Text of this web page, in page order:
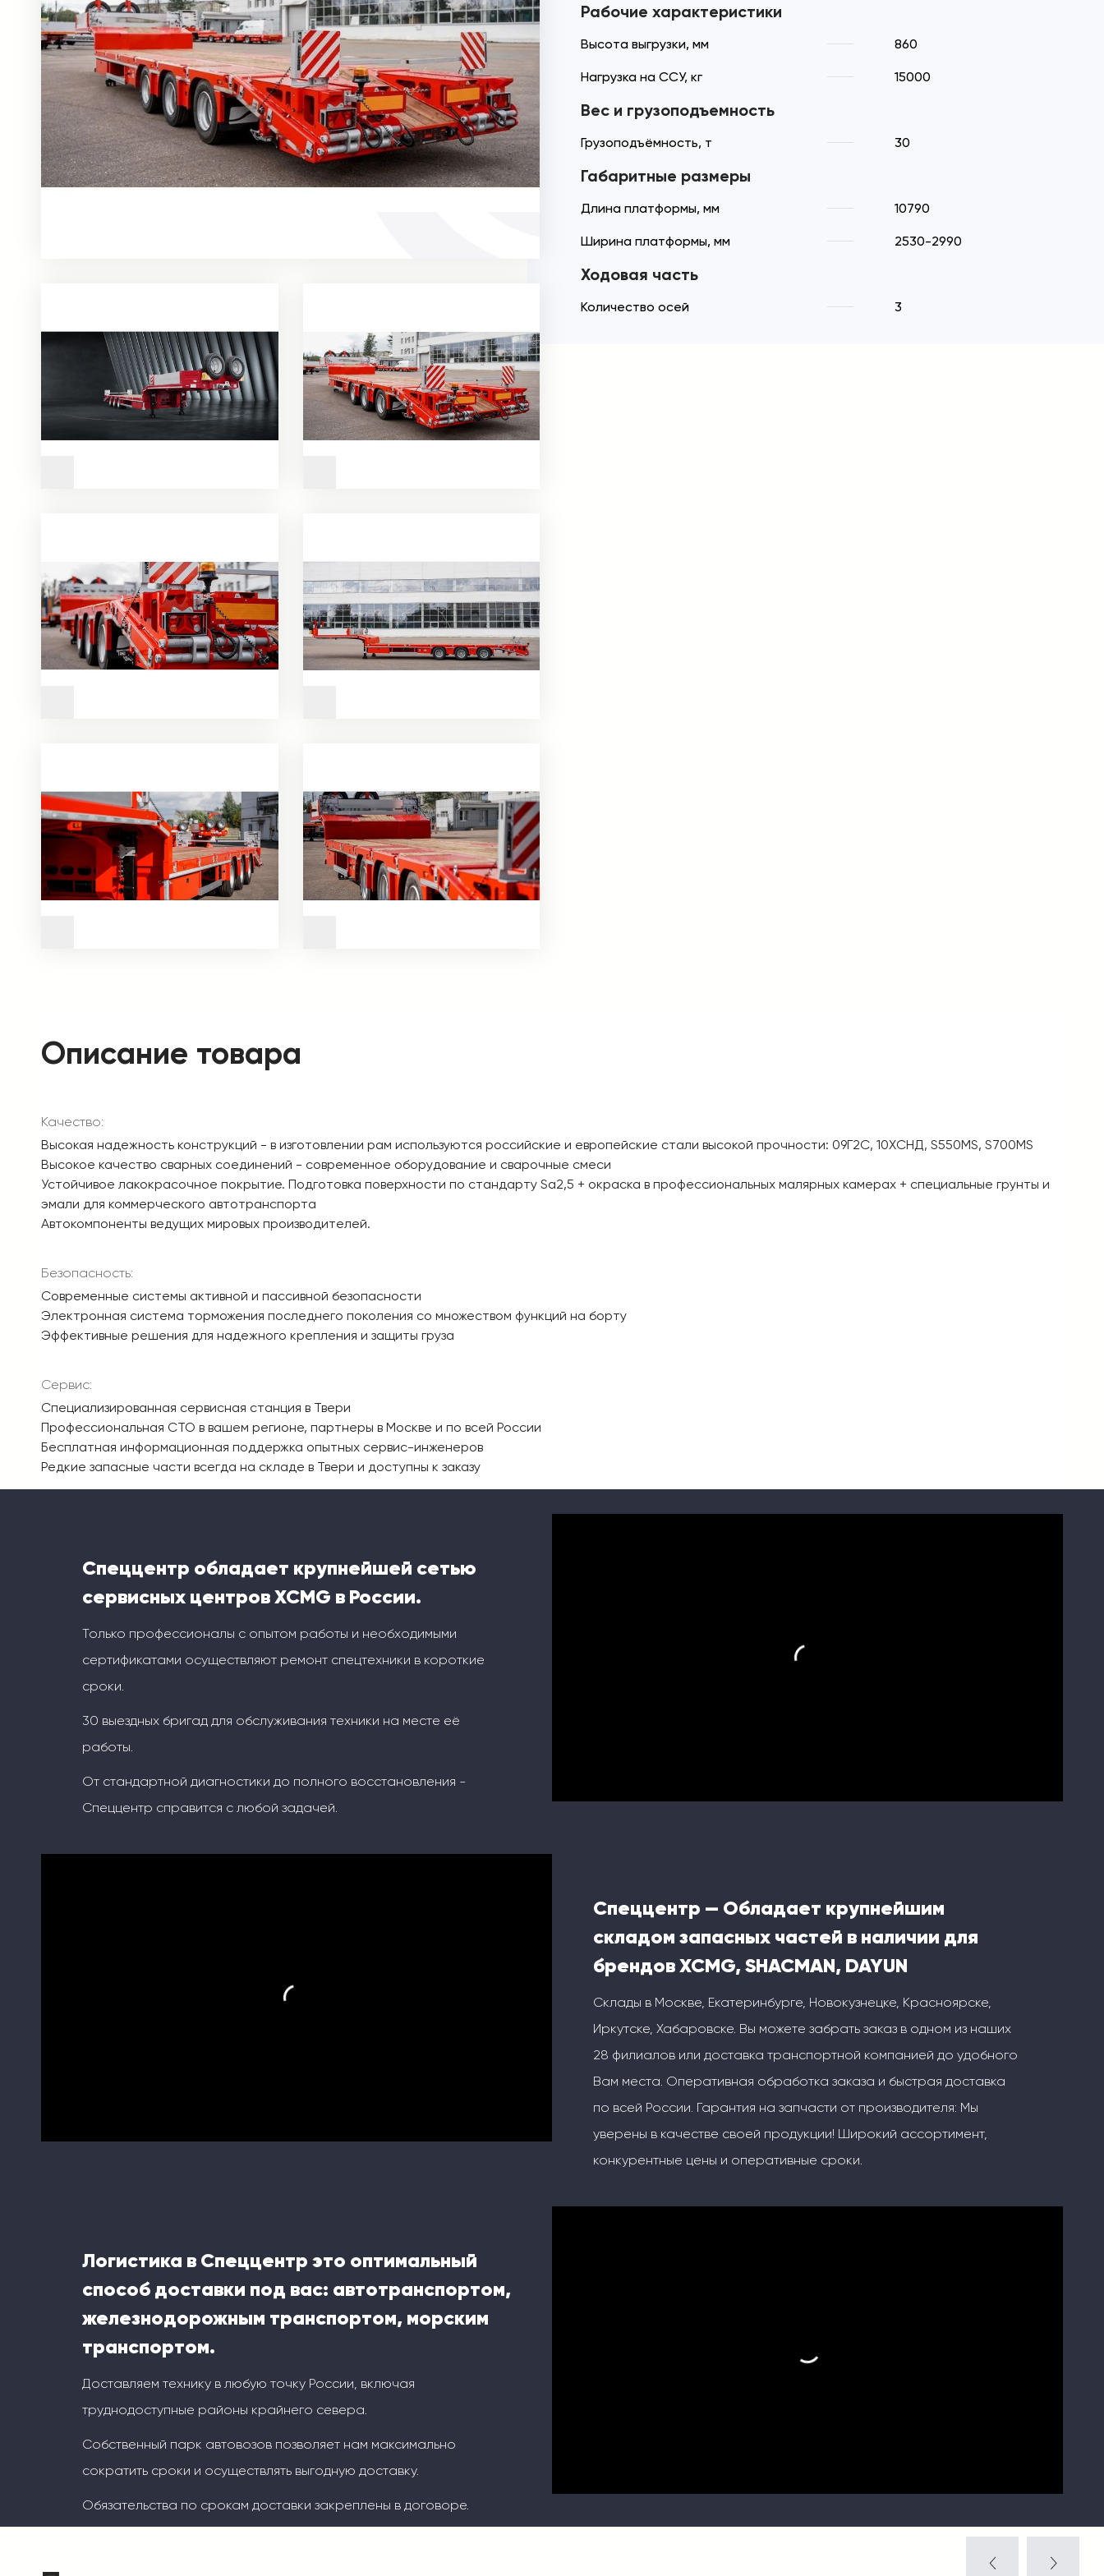
Рабочие характеристики
Высота выгрузки, мм 860
Нагрузка на ССУ, кг 15000
Вес и грузоподъемность
Грузоподъёмность, т 30
Габаритные размеры
Длина платформы, мм 10790
Ширина платформы, мм 2530-2990
Ходовая часть
Количество осей 3
Описание товара
Качество:
Высокая надежность конструкций - в изготовлении рам используются российские и европейские стали высокой прочности: 09Г2С, 10XСНД, S550MS, S700MS
Высокое качество сварных соединений - современное оборудование и сварочные смеси
Устойчивое лакокрасочное покрытие. Подготовка поверхности по стандарту Sa2,5 + окраска в профессиональных малярных камерах + специальные грунты и
эмали для коммерческого автотранспорта
Автокомпоненты ведущих мировых производителей.
Безопасность:
Современные системы активной и пассивной безопасности
Электронная система торможения последнего поколения со множеством функций на борту
Эффективные решения для надежного крепления и защиты груза
Сервис:
Специализированная сервисная станция в Твери
Профессиональная СТО в вашем регионе, партнеры в Москве и по всей России
Бесплатная информационная поддержка опытных сервис-инженеров
Редкие запасные части всегда на складе в Твери и доступны к заказу
Спеццентр обладает крупнейшей сетью
сервисных центров XCMG в России.
Только профессионалы с опытом работы и необходимыми
сертификатами осуществляют ремонт спецтехники в короткие
сроки.
30 выездных бригад для обслуживания техники на месте её
работы.
От стандартной диагностики до полного восстановления -
Спеццентр справится с любой задачей.
Спеццентр — Обладает крупнейшим
складом запасных частей в наличии для
брендов XCMG, SHACMAN, DAYUN
Склады в Москве, Екатеринбурге, Новокузнецке, Красноярске,
Иркутске, Хабаровске. Вы можете забрать заказ в одном из наших
28 филиалов или доставка транспортной компанией до удобного
Вам места. Оперативная обработка заказа и быстрая доставка
по всей России. Гарантия на запчасти от производителя: Мы
уверены в качестве своей продукции! Широкий ассортимент,
конкурентные цены и оперативные сроки.
Логистика в Спеццентр это оптимальный
способ доставки под вас: автотранспортом,
железнодорожным транспортом, морским
транспортом.
Доставляем технику в любую точку России, включая
труднодоступные районы крайнего севера.
Собственный парк автовозов позволяет нам максимально
сократить сроки и осуществлять выгодную доставку.
Обязательства по срокам доставки закреплены в договоре.